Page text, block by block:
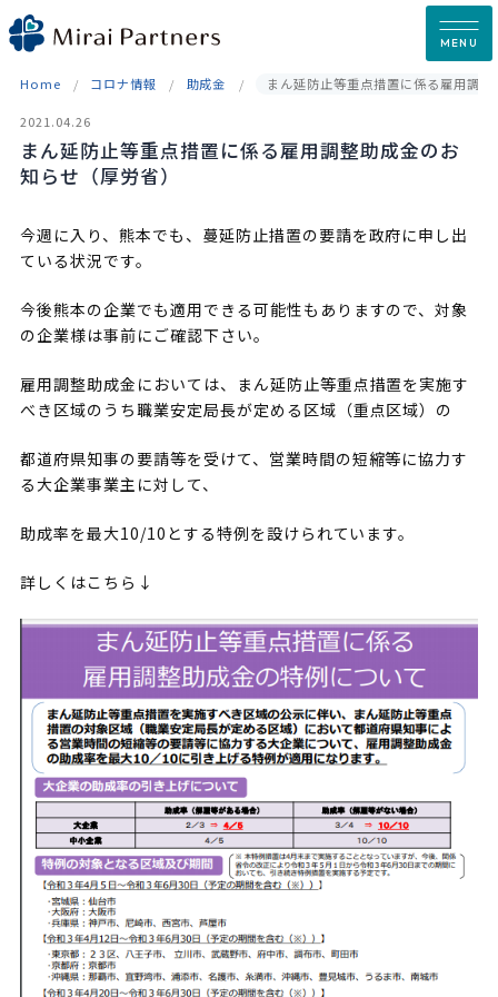
Skip
to
MENU
Home コロナ情報 助成金 まん延防止等重点措置に係る雇用調
2021.04.26
まん延防止等重点措置に係る雇用調整助成金のお
知らせ（厚労省）
今週に入り、熊本でも、蔓延防止措置の要請を政府に申し出
ている状況です。
今後熊本の企業でも適用できる可能性もありますので、対象
の企業様は事前にご確認下さい。
雇用調整助成金においては、まん延防止等重点措置を実施す
べき区域のうち職業安定局長が定める区域（重点区域）の
都道府県知事の要請等を受けて、営業時間の短縮等に協力す
る大企業事業主に対して、
助成率を最大10/10とする特例を設けられています。
詳しくはこちら↓